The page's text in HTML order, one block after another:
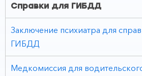
Справки для ГИБДД
Заключение психиатра для
ГИБДД
Медкомиссия для